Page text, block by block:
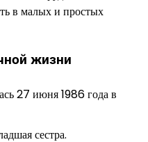
в малых и простых
жизни
27 июня 1986 года в
сестра.